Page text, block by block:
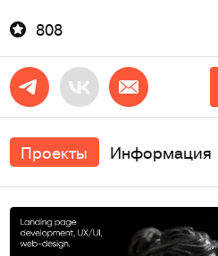
808
Проекты Информация